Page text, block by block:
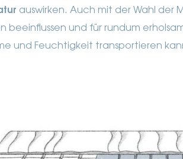
auswirken. Auch mit der Wahl der
beeinflussen und für rundum
und Feuchtigkeit transportieren